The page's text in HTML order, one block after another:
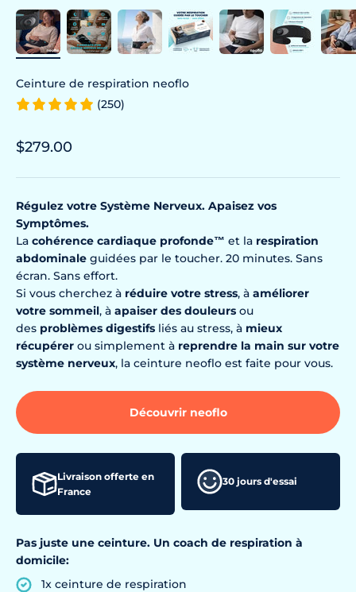
Ceinture de respiration neoflo
(250)
Prix de vente
$279.00
Régulez votre Système Nerveux. Apaisez vos
Symptômes.
La cohérence cardiaque profonde™ et la respiration
abdominale guidées par le toucher. 20 minutes. Sans
écran. Sans effort.
Si vous cherchez à réduire votre stress, à améliorer
votre sommeil, à apaiser des douleurs ou
des problèmes digestifs liés au stress, à mieux
récupérer ou simplement à reprendre la main sur votre
système nerveux, la ceinture neoflo est faite pour vous.
Découvrir neoflo
Livraison offerte en
France
30 jours d'essai
Pas juste une ceinture. Un coach de respiration à
domicile:
1x ceinture de respiration